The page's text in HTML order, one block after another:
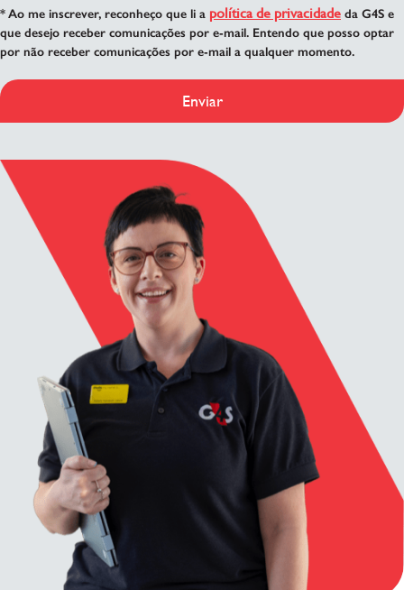
* Ao me inscrever, reconheço que li a política de privacidade da G4S e
que desejo receber comunicações por e-mail. Entendo que posso optar
por não receber comunicações por e-mail a qualquer momento.
Enviar